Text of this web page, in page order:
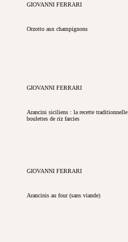
GIOVANNI FERRARI
Orzotto aux champignons
GIOVANNI FERRARI
Arancini siciliens : la recette traditionnelle
boulettes de riz farcies
GIOVANNI FERRARI
Arancinis au four (sans viande)